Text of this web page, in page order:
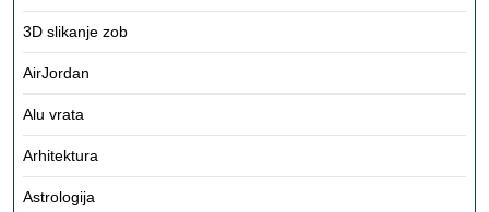
3D slikanje zob
AirJordan
Alu vrata
Arhitektura
Astrologija